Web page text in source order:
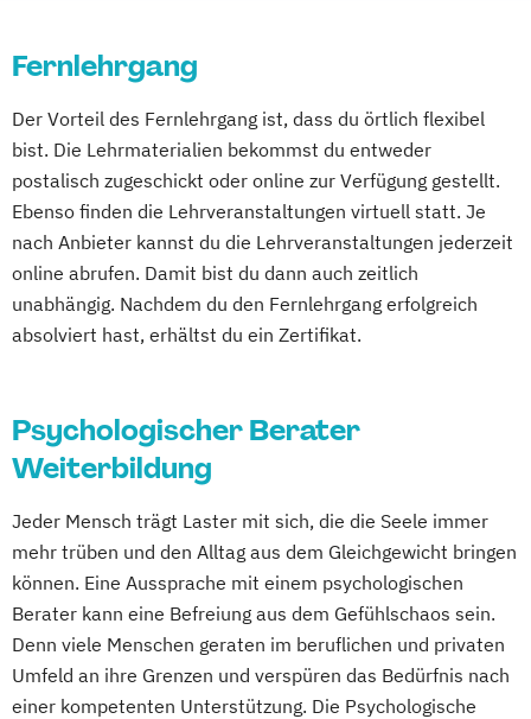
Fernlehrgang
Der Vorteil des Fernlehrgang ist, dass du örtlich flexibel
bist. Die Lehrmaterialien bekommst du entweder
postalisch zugeschickt oder online zur Verfügung gestellt.
Ebenso finden die Lehrveranstaltungen virtuell statt. Je
nach Anbieter kannst du die Lehrveranstaltungen jederzeit
online abrufen. Damit bist du dann auch zeitlich
unabhängig. Nachdem du den Fernlehrgang erfolgreich
absolviert hast, erhältst du ein Zertifikat.
Psychologischer Berater
Weiterbildung
Jeder Mensch trägt Laster mit sich, die die Seele immer
mehr trüben und den Alltag aus dem Gleichgewicht bringen
können. Eine Aussprache mit einem psychologischen
Berater kann eine Befreiung aus dem Gefühlschaos sein.
Denn viele Menschen geraten im beruflichen und privaten
Umfeld an ihre Grenzen und verspüren das Bedürfnis nach
einer kompetenten Unterstützung. Die Psychologische